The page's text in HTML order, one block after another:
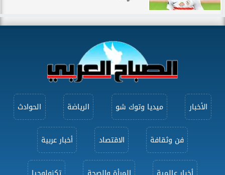
الأخبار ميديا وتوك شو الرياضة الحوادث
فن وثقافة الاقتصاد أخبار عربية